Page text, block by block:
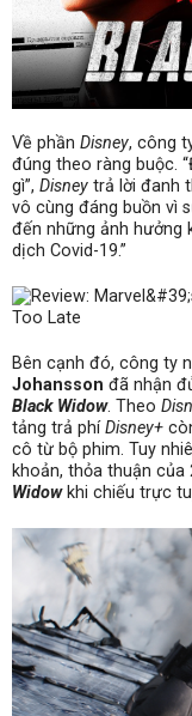
Về phần Disney, công
đúng theo ràng buộc.
gì”, Disney trả lời đanh
vô cùng đáng buồn vì
đến những ảnh hưởng
dịch Covid-19.”
Bên cạnh đó, công ty
Johansson đã nhận
Black Widow. Theo
tảng trả phíDisney+
cô từ bộ phim. Tuy
khoản, thỏa thuận
Widow khi chiếu trực